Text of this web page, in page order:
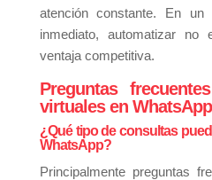
atención constante. En
inmediato, automatizar
ventaja competitiva.
Preguntas
virtuales en
¿Qué tipo de consultas
WhatsApp?
Principalmente preguntas